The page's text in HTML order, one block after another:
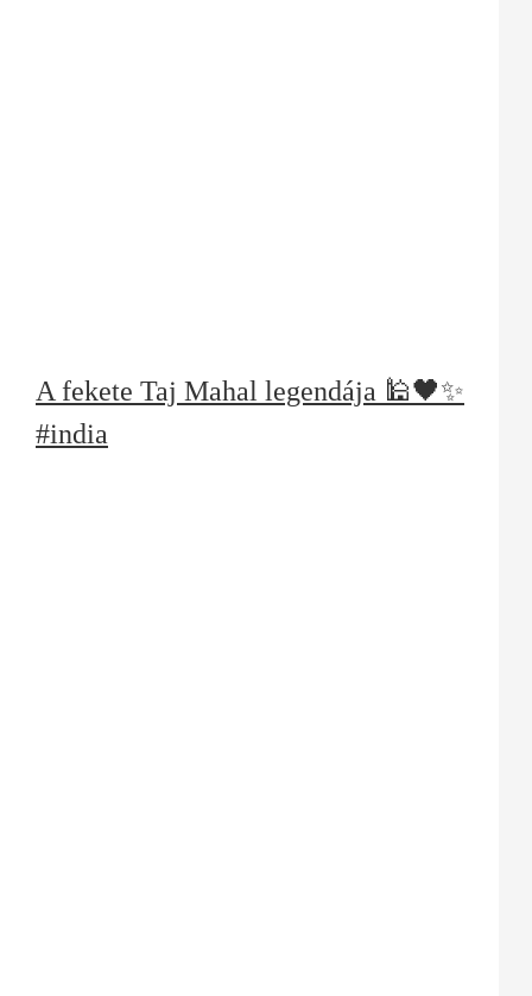
A fekete Taj Mahal legendája 🕌🖤✨
#india